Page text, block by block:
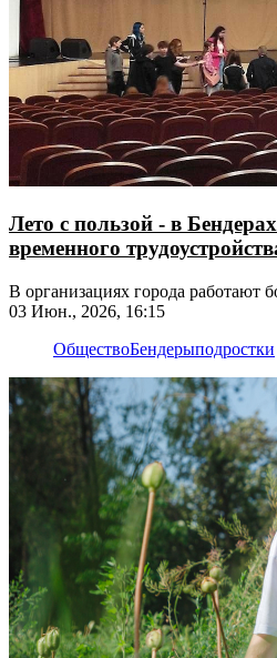
Лето с пользой - в
временного
В организациях города работают
03 Июн., 2026, 16:15
ОбществоБендерыподростки